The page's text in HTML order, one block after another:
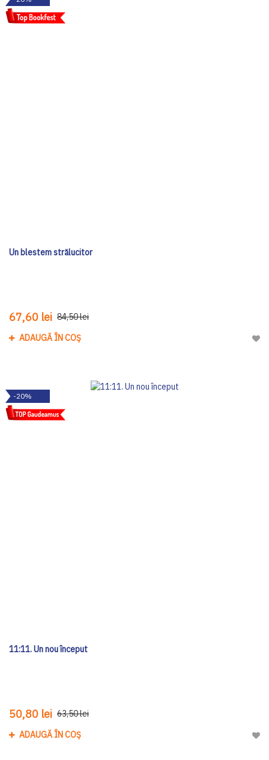
Un blestem strălucitor
67,60 lei 84,50 lei
ADAUGĂ ÎN COȘ
-20%
11:11. Un nou început
50,80 lei 63,50 lei
ADAUGĂ ÎN COȘ